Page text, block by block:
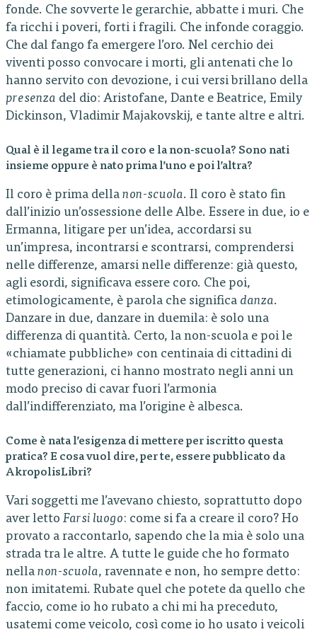
fonde. Che sovverte le gerarchie, abbatte i muri. Che
fa ricchi i poveri, forti i fragili. Che infonde coraggio.
Che dal fango fa emergere l’oro. Nel cerchio dei
viventi posso convocare i morti, gli antenati che lo
hanno servito con devozione, i cui versi brillano della
presenza del dio: Aristofane, Dante e Beatrice, Emily
Dickinson, Vladimir Majakovskij, e tante altre e altri.
Qual è il legame tra il coro e la non-scuola? Sono nati
insieme oppure è nato prima l’uno e poi l’altra?
Il coro è prima della non-scuola. Il coro è stato fin
dall’inizio un’ossessione delle Albe. Essere in due, io e
Ermanna, litigare per un’idea, accordarsi su
un’impresa, incontrarsi e scontrarsi, comprendersi
nelle differenze, amarsi nelle differenze: già questo,
agli esordi, significava essere coro. Che poi,
etimologicamente, è parola che significa danza.
Danzare in due, danzare in duemila: è solo una
differenza di quantità. Certo, la non-scuola e poi le
«chiamate pubbliche» con centinaia di cittadini di
tutte generazioni, ci hanno mostrato negli anni un
modo preciso di cavar fuori l’armonia
dall’indifferenziato, ma l’origine è albesca.
Come è nata l’esigenza di mettere per iscritto questa
pratica? E cosa vuol dire, per te, essere pubblicato da
AkropolisLibri?
Vari soggetti me l’avevano chiesto, soprattutto dopo
aver letto Farsi luogo: come si fa a creare il coro? Ho
provato a raccontarlo, sapendo che la mia è solo una
strada tra le altre. A tutte le guide che ho formato
nella non-scuola, ravennate e non, ho sempre detto:
non imitatemi. Rubate quel che potete da quello che
faccio, come io ho rubato a chi mi ha preceduto,
usatemi come veicolo, così come io ho usato i veicoli